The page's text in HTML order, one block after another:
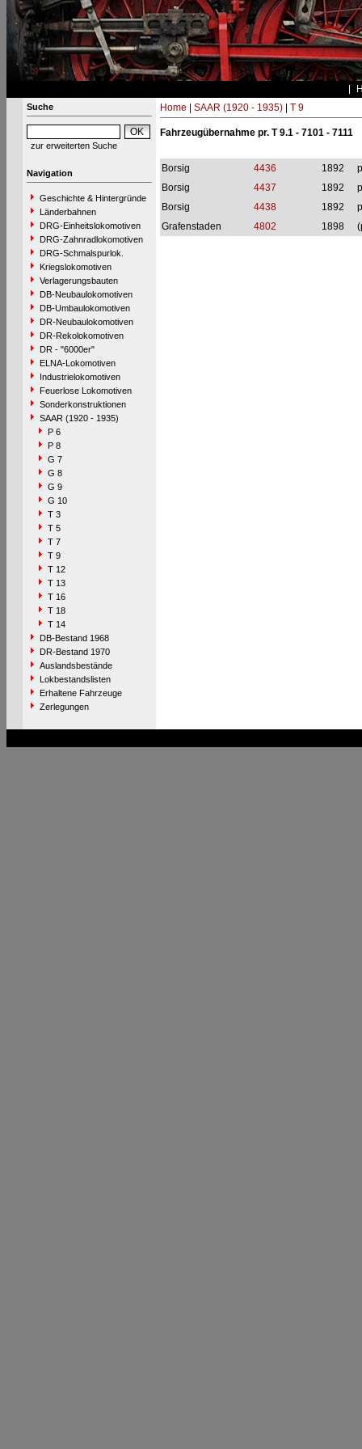
Suche
zur erweiterten Suche
Navigation
Geschichte & Hintergründe
Länderbahnen
DRG-Einheitslokomotiven
DRG-Zahnradlokomotiven
DRG-Schmalspurlok.
Kriegslokomotiven
Verlagerungsbauten
DB-Neubaulokomotiven
DB-Umbaulokomotiven
DR-Neubaulokomotiven
DR-Rekolokomotiven
DR - "6000er"
ELNA-Lokomotiven
Industrielokomotiven
Feuerlose Lokomotiven
Sonderkonstruktionen
SAAR (1920 - 1935)
P 6
P 8
G 7
G 8
G 9
G 10
T 3
T 5
T 7
T 9
T 12
T 13
T 16
T 18
T 14
DB-Bestand 1968
DR-Bestand 1970
Auslandsbestände
Lokbestandslisten
Erhaltene Fahrzeuge
Zerlegungen
Home SAAR (1920 - 1935)| T 9
Fahrzeugübernahme pr. T 9.1 - 7101 - 7111
Borsig 4436 1892
Borsig
4437 1892
Borsig
4438 1892
Grafenstaden
4802 1898